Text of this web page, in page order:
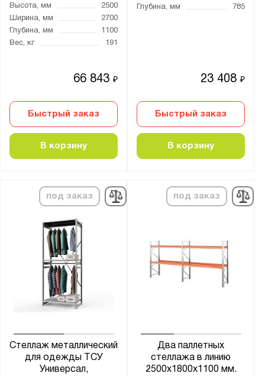
Высота, мм
2500
Ширина, мм
2700
Глубина, мм
1100
Вес, кг
191
66 843₽
Быстрый заказ
В корзину
Глубина, мм
785
23 408₽
Быстрый заказ
В корзину
под заказ
Стеллаж металлический
для одежды ТСУ
Универсал,
под заказ
Два паллетных
стеллажа в линию
2500х1800х1100 мм.